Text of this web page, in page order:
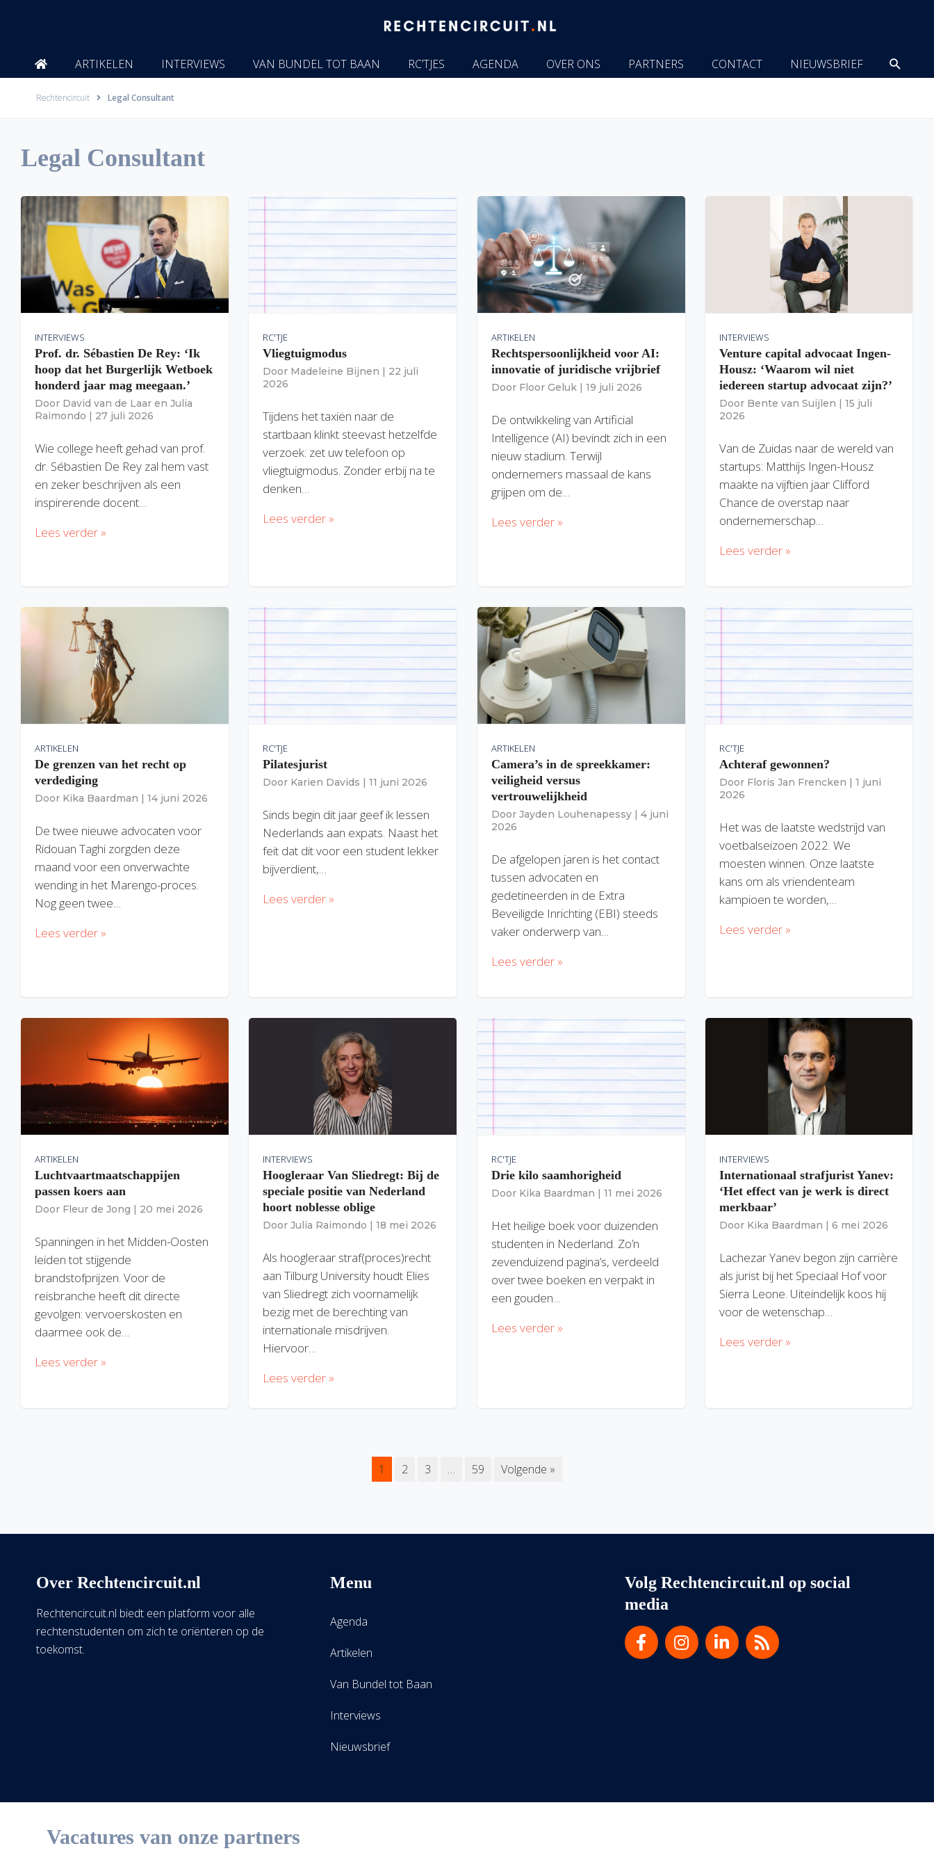
ARTIKELEN INTERVIEWS VAN BUNDEL TOT BAAN RC’TJES AGENDA OVER ONS PARTNERS CONTACT NIEUWSBRIEF
Rechtencircuit Legal Consultant
Legal Consultant
INTERVIEWS
Prof. dr. Sébastien De Rey: ‘Ik
hoop dat het Burgerlijk Wetboek
honderd jaar mag meegaan.’
Door David van de Laar en Julia
Raimondo | 27 juli 2026
Wie college heeft gehad van prof.
dr. Sébastien De Rey zal hem vast
en zeker beschrijven als een
inspirerende docent…
Lees verder »
RC'TJE
Vliegtuigmodus
Door Madeleine Bijnen | 22 juli
2026
Tijdens het taxiën naar de
startbaan klinkt steevast hetzelfde
verzoek: zet uw telefoon op
vliegtuigmodus. Zonder erbij na te
denken…
Lees verder »
ARTIKELEN
Rechtspersoonlijkheid voor AI:
innovatie of juridische vrijbrief
Door Floor Geluk | 19 juli 2026
De ontwikkeling van Artificial
Intelligence (AI) bevindt zich in een
nieuw stadium. Terwijl
ondernemers massaal de kans
grijpen om de…
Lees verder »
INTERVIEWS
Venture capital advocaat Ingen-
Housz: ‘Waarom wil niet
iedereen startup advocaat zijn?’
Door Bente van Suijlen | 15 juli
2026
Van de Zuidas naar de wereld van
startups: Matthijs Ingen-Housz
maakte na vijftien jaar Clifford
Chance de overstap naar
ondernemerschap…
Lees verder »
ARTIKELEN
De grenzen van het recht op
verdediging
Door Kika Baardman | 14 juni 2026
De twee nieuwe advocaten voor
Ridouan Taghi zorgden deze
maand voor een onverwachte
wending in het Marengo-proces.
Nog geen twee…
Lees verder »
RC'TJE
Pilatesjurist
Door Karien Davids | 11 juni 2026
Sinds begin dit jaar geef ik lessen
Nederlands aan expats. Naast het
feit dat dit voor een student lekker
bijverdient,…
Lees verder »
ARTIKELEN
Camera’s in de spreekkamer:
veiligheid versus
vertrouwelijkheid
Door Jayden Louhenapessy | 4 juni
2026
De afgelopen jaren is het contact
tussen advocaten en
gedetineerden in de Extra
Beveiligde Inrichting (EBI) steeds
vaker onderwerp van…
Lees verder »
RC'TJE
Achteraf gewonnen?
Door Floris Jan Frencken | 1 juni
2026
Het was de laatste wedstrijd van
voetbalseizoen 2022. We
moesten winnen. Onze laatste
kans om als vriendenteam
kampioen te worden,…
Lees verder »
ARTIKELEN
Luchtvaartmaatschappijen
passen koers aan
Door Fleur de Jong | 20 mei 2026
Spanningen in het Midden-Oosten
leiden tot stijgende
brandstofprijzen. Voor de
reisbranche heeft dit directe
gevolgen: vervoerskosten en
daarmee ook de…
Lees verder »
INTERVIEWS
Hoogleraar Van Sliedregt: Bij de
speciale positie van Nederland
hoort noblesse oblige
Door Julia Raimondo | 18 mei 2026
Als hoogleraar straf(proces)recht
aan Tilburg University houdt Elies
van Sliedregt zich voornamelijk
bezig met de berechting van
internationale misdrijven.
Hiervoor…
Lees verder »
RC'TJE
Drie kilo saamhorigheid
Door Kika Baardman | 11 mei 2026
Het heilige boek voor duizenden
studenten in Nederland. Zo’n
zevenduizend pagina’s, verdeeld
over twee boeken en verpakt in
een gouden…
Lees verder »
INTERVIEWS
Internationaal strafjurist Yanev:
‘Het effect van je werk is direct
merkbaar’
Door Kika Baardman | 6 mei 2026
Lachezar Yanev begon zijn carrière
als jurist bij het Speciaal Hof voor
Sierra Leone. Uiteindelijk koos hij
voor de wetenschap…
Lees verder »
1 2 3 … 59 Volgende »
Over Rechtencircuit.nl
Rechtencircuit.nl biedt een platform voor alle
rechtenstudenten om zich te oriënteren op de
toekomst.
Menu
Agenda
Artikelen
Van Bundel tot Baan
Interviews
Nieuwsbrief
Volg Rechtencircuit.nl op social
media
Vacatures van onze partners